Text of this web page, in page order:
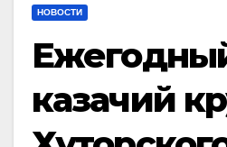
НОВОСТИ
казачий